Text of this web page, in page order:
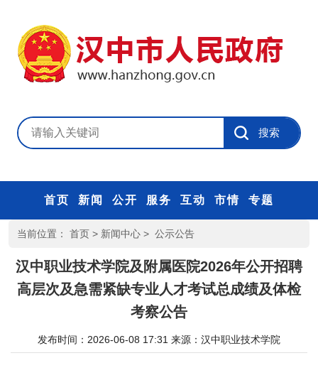
首页 新闻 公开 服务 互动 市情 专题
当前位置： 首页 > 新闻中心 > 公示公告
汉中职业技术学院及附属医院2026年公开招聘
高层次及急需紧缺专业人才考试总成绩及体检
考察公告
发布时间：2026-06-08 17:31 来源： 汉中职业技术学院